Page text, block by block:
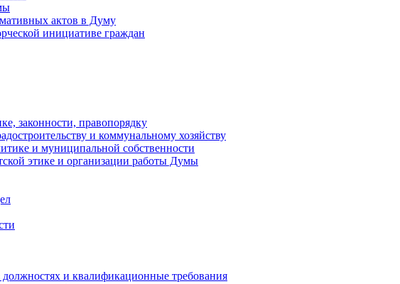
актов в Думу
инициативе граждан
законности, правопорядку
и коммунальному хозяйству
и муниципальной собственности
этике и организации работы Думы
и квалификационные требования